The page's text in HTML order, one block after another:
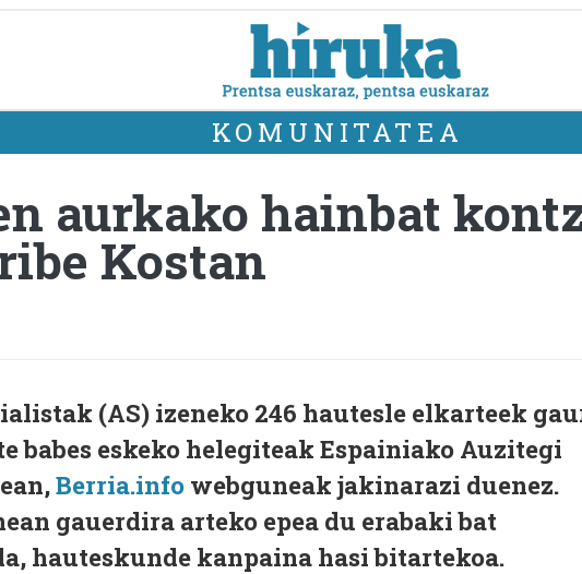
KOMUNITATEA
aurkako hainbat
Kostan
(AS) izeneko 246 hautesle elkarteek
babes eskeko helegiteak Espainiako Auzitegi
Berria.info webguneak jakinarazi duenez.
gauerdira arteko epea du erabaki bat
hauteskunde kanpaina hasi bitartekoa.